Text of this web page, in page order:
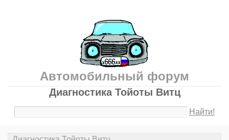
Автомобильный форум
Диагностика Тойоты Витц
Найти!